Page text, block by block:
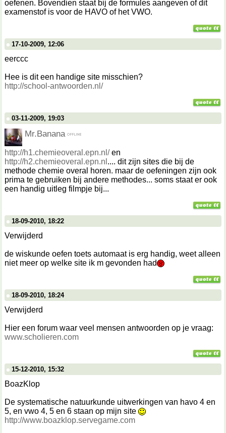
oefenen. Bovendien staat bij de formules aangeven of dit
examenstof is voor de HAVO of het VWO.
17-10-2009, 12:06
eerccc
Hee is dit een handige site misschien?
http://school-antwoorden.nl/
03-11-2009, 19:03
Mr.Banana
http://h1.chemieoveral.epn.nl/en
http://h2.chemieoveral.epn.nl .... dit zijn sites die bij de
methode chemie overal horen. maar de oefeningen zijn ook
prima te gebruiken bij andere methodes... soms staat er ook
een handig uitleg filmpje bij...
18-09-2010, 18:22
Verwijderd
de wiskunde oefen toets automaat is erg handig, weet alleen
niet meer op welke site ik m gevonden had
18-09-2010, 18:24
Verwijderd
Hier een forum waar veel mensen antwoorden op je vraag:
www.scholieren.com
15-12-2010, 15:32
BoazKlop
De systematische natuurkunde uitwerkingen van havo 4 en
5, en vwo 4, 5 en 6 staan op mijn site
http://www.boazklop.servegame.com